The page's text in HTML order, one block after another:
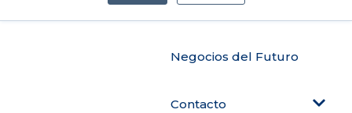
Blog Tendencias
Negocios del Futuro
Contacto